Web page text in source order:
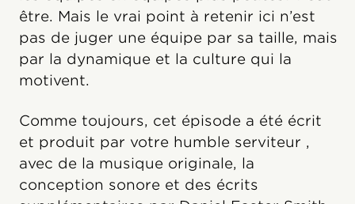
être. Mais le vrai point à retenir ici n’est
pas de juger une équipe par sa taille, mais
par la dynamique et la culture qui la
motivent.
Comme toujours, cet épisode a été écrit
et produit par votre humble serviteur ,
avec de la musique originale, la
conception sonore et des écrits